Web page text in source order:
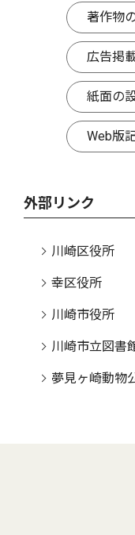
著作物
広告掲
紙面の
Web版
外部リンク
川崎区役所
幸区役所
川崎市役所
川崎市立図書
夢見ヶ崎動物